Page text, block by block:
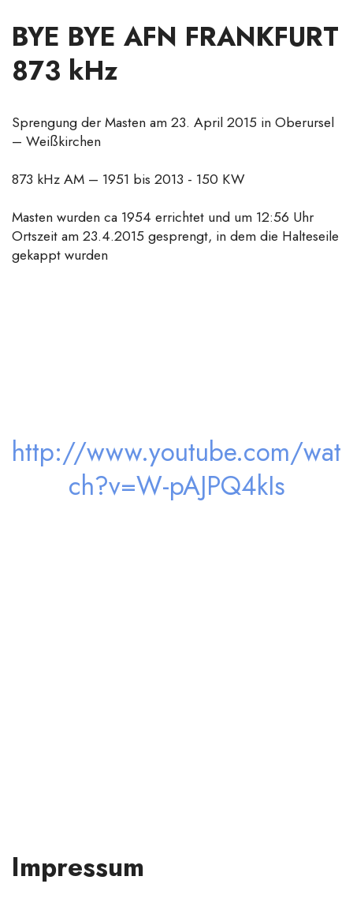
BYE BYE AFN FRANKFURT
873 kHz
Sprengung der Masten am 23. April 2015 in Oberursel
– Weißkirchen
873 kHz AM – 1951 bis 2013 - 150 KW
Masten wurden ca 1954 errichtet und um 12:56 Uhr
Ortszeit am 23.4.2015 gesprengt, in dem die Halteseile
gekappt wurden
http://www.youtube.com/wat
ch?v=W-pAJPQ4kIs
Impressum